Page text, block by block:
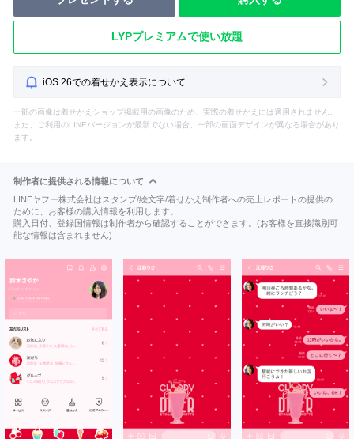
LYPプレミアムで使い放題
iOS 26での着せかえ表示について
一部の画像は着せかえショップ掲載用の画像のため、実際の着せかえには適用されません。
また、ご利用のLINEバージョンが最新でない場合、一部の画面デザインが異なる場合があり
ます。
制作者に提供される情報について
LINEヤフー株式会社はスタンプ/絵文字/着せかえ制作者への売上レポートの提供の
ために、お客様の購入情報を利用します。
購入日付、登録国情報は制作者から確認することができます。(お客様を直接識別可
能な情報は含まれません)